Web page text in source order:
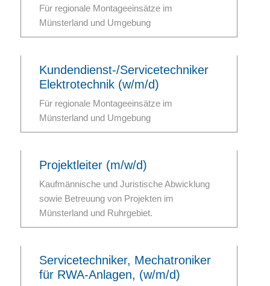
Für regionale Montageeinsätze im
Münsterland und Umgebung
Kundendienst-/Servicetechniker
Elektrotechnik (w/m/d)
Für regionale Montageeinsätze im
Münsterland und Umgebung
Projektleiter (m/w/d)
Kaufmännische und Juristische Abwicklung
sowie Betreuung von Projekten im
Münsterland und Ruhrgebiet.
Servicetechniker, Mechatroniker
für RWA-Anlagen, (w/m/d)